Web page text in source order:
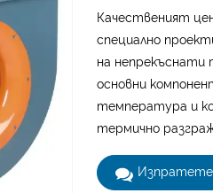
Качественият
специално
на непрекъснати
основни
температура и
термично